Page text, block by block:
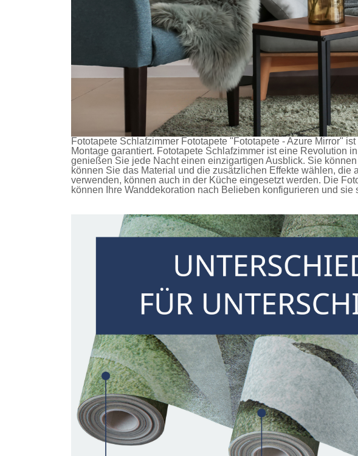
Fototapete Schlafzimmer Fototapete "Fototapete - Azure Mirror"
Montage garantiert. Fototapete Schlafzimmer ist eine Revolution
genießen Sie jede Nacht einen einzigartigen Ausblick. Sie
können Sie das Material und die zusätzlichen Effekte wählen, die
verwenden, können auch in der Küche eingesetzt werden. Die
können Ihre Wanddekoration nach Belieben konfigurieren und